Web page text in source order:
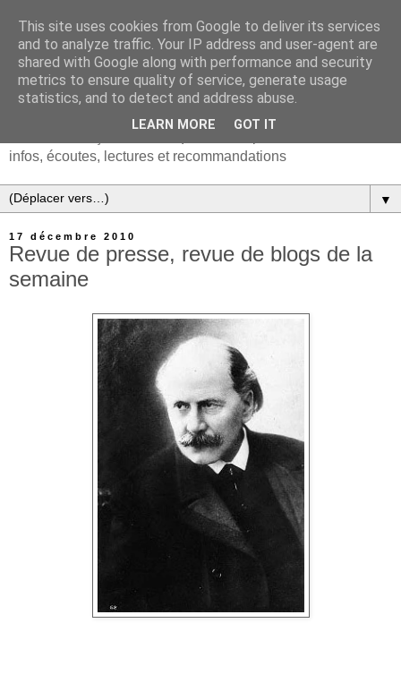
infos, écoutes, lectures et recommandations
▼
17 décembre 2010
Revue de presse, revue de blogs de la
semaine
This site uses cookies from Google to deliver its services
and to analyze traffic. Your IP address and user-agent are
shared with Google along with performance and security
metrics to ensure quality of service, generate usage
statistics, and to detect and address abuse.
LEARN MORE GOT IT